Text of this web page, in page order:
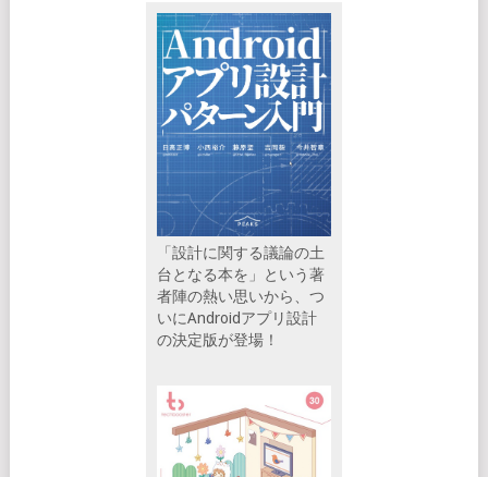
「設計に関する議論の土
台となる本を」という著
者陣の熱い思いから、つ
いにAndroidアプリ設計
の決定版が登場！